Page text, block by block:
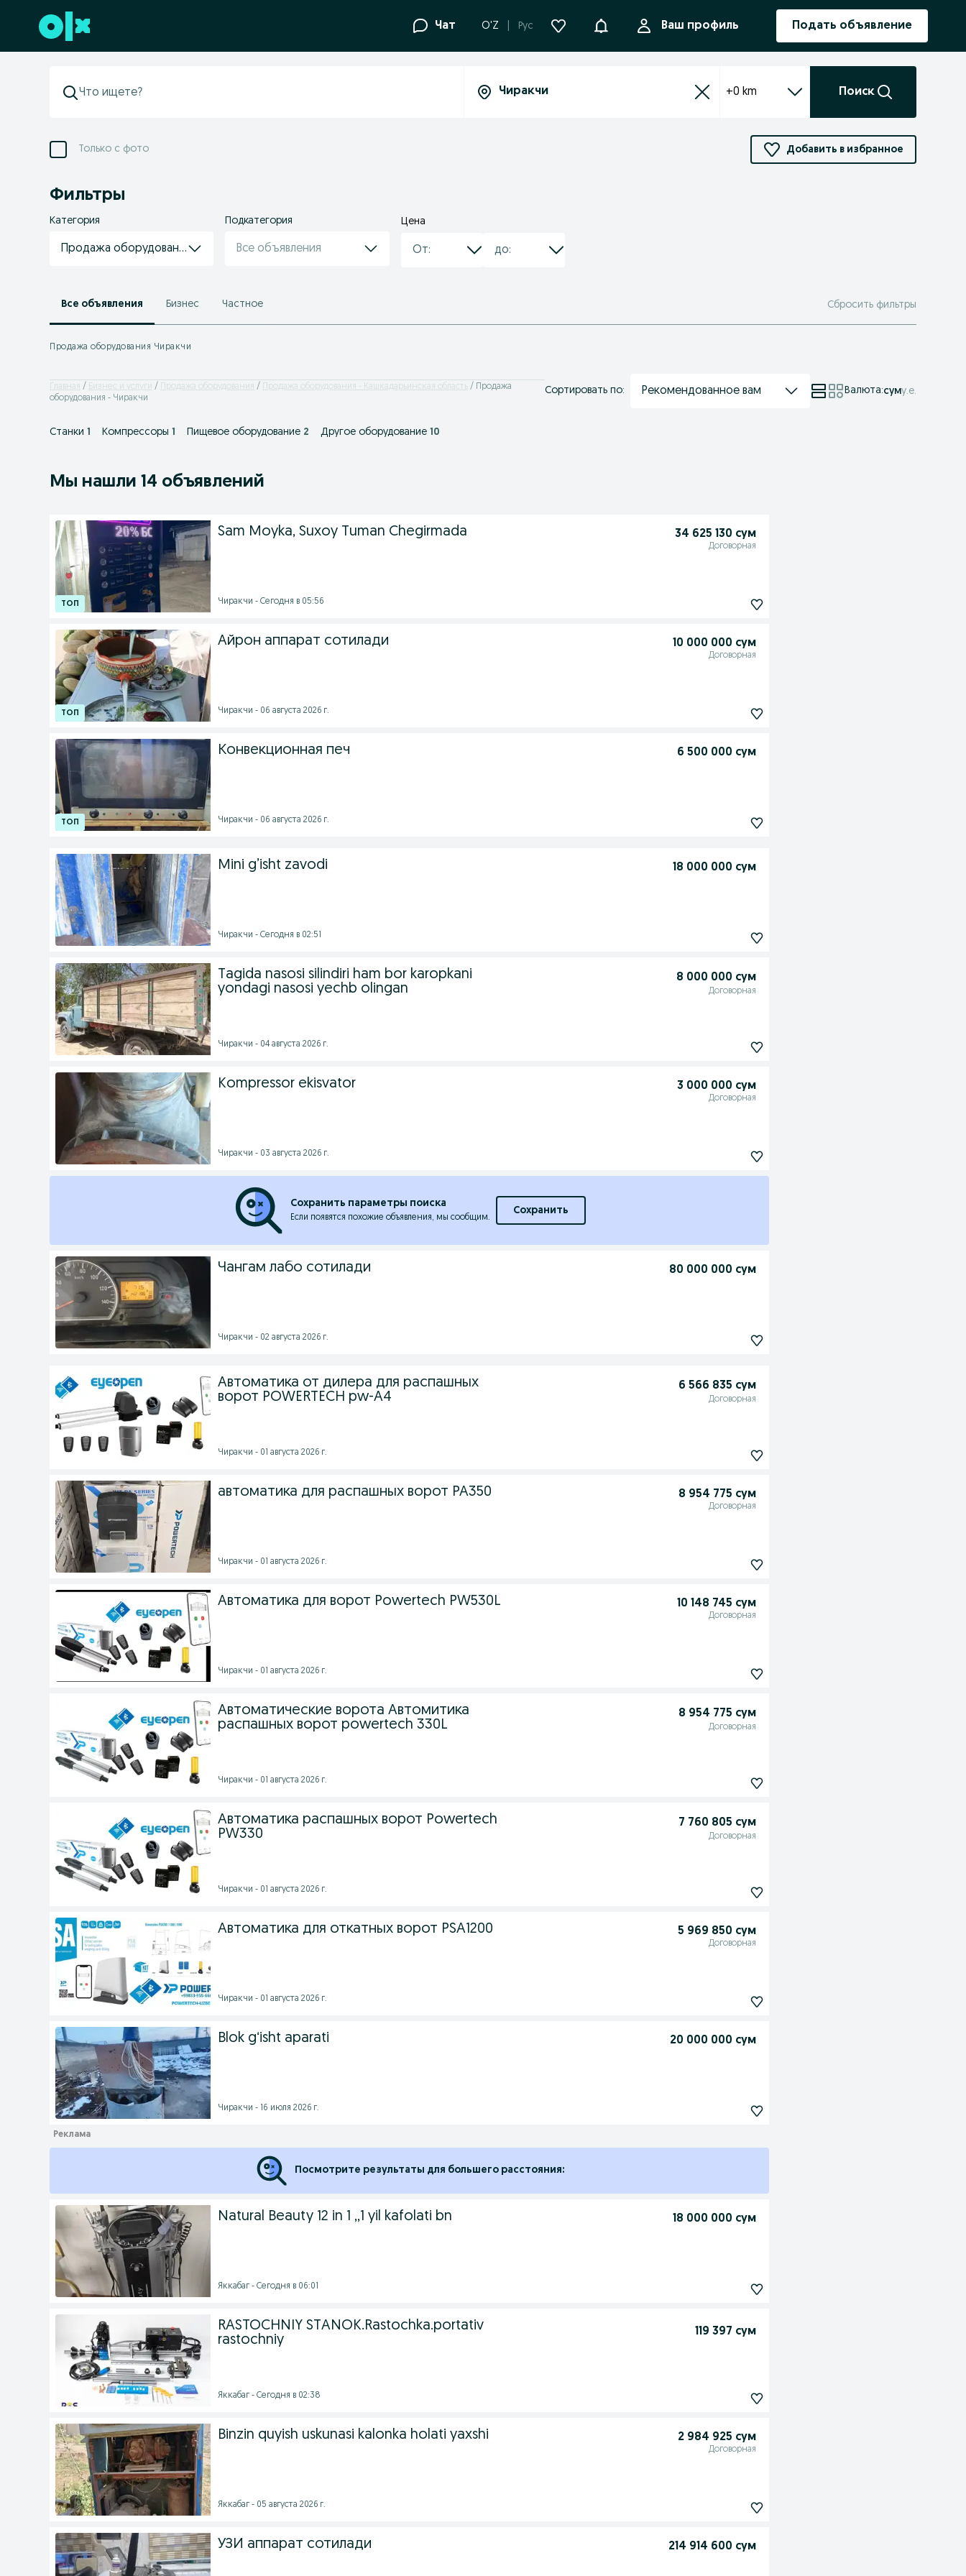
Перейти к нижнему колонтитулу Чат O'Z Рус УведомленияВаш профиль Подать объявление
+0 km Поиск
Только с фото Добавить в избранное
Фильтры
Категория
Продажа оборудования
Подкатегория
Все объявления
Цена
Все объявления Бизнес Частное Сбросить фильтры
Продажа оборудования Чиракчи
Главная Бизнес и услуги Продажа оборудования Продажа оборудования - Кашкадарьинская область
Продажа
оборудования - Чиракчи
Сортировать по: Рекомендованное вам Валюта:суму.е.
Станки 1 Компрессоры 1 Пищевое оборудование 2 Другое оборудование 10
Мы нашли 14 объявлений
Sam Moyka, Suxoy Tuman Chegirmada 34 625 130 сум
Договорная
Чиракчи - Сегодня в 05:56
Айрон аппарат сотилади 10 000 000 сум
Договорная
Чиракчи - 06 августа 2026 г.
Конвекционная печ 6 500 000 сум
Чиракчи - 06 августа 2026 г.
Mini g’isht zavodi 18 000 000 сум
Чиракчи - Сегодня в 02:51
Tagida nasosi silindiri ham bor karopkani
yondagi nasosi yechb olingan
8 000 000 сум
Договорная
Чиракчи - 04 августа 2026 г.
Kompressor ekisvator 3 000 000 сум
Договорная
Чиракчи - 03 августа 2026 г.
Сохранить параметры поиска
Если появятся похожие объявления, мы сообщим.
Сохранить
Чангам лабо сотилади 80 000 000 сум
Чиракчи - 02 августа 2026 г.
Автоматика от дилера для распашных
ворот POWERTECH pw-А4
6 566 835 сум
Договорная
Чиракчи - 01 августа 2026 г.
автоматика для распашных ворот PA350 8 954 775 сум
Договорная
Чиракчи - 01 августа 2026 г.
Автоматика для ворот Powertech PW530L 10 148 745 сум
Договорная
Чиракчи - 01 августа 2026 г.
Автоматические ворота Автомитика
распашных ворот powertech 330L
8 954 775 сум
Договорная
Чиракчи - 01 августа 2026 г.
Автоматика распашных ворот Powertech
PW330
7 760 805 сум
Договорная
Чиракчи - 01 августа 2026 г.
Автоматика для откатных ворот PSA1200 5 969 850 сум
Договорная
Чиракчи - 01 августа 2026 г.
Blok gʻisht aparati 20 000 000 сум
Чиракчи - 16 июля 2026 г.
Посмотрите результаты для большего расстояния:
Natural Beauty 12 in 1 ,,1 yil kafolati bn 18 000 000 сум
Яккабаг - Сегодня в 06:01
RASTOCHNIY STANOK.Rastochka.portativ
rastochniy
119 397 сум
Яккабаг - Сегодня в 02:38
Binzin quyish uskunasi kalonka holati yaxshi 2 984 925 сум
Договорная
Яккабаг - 05 августа 2026 г.
УЗИ аппарат сотилади 214 914 600 сум